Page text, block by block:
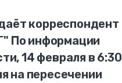
корреспондент
По информации
14 февраля в 6:30
на пересечении